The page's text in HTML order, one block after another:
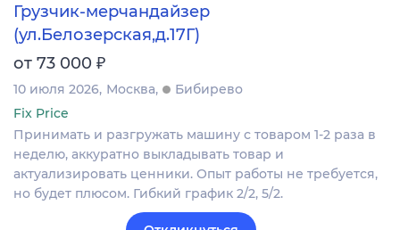
Грузчик-мерчандайзер
(ул.Белозерская,д.17Г)
от 73 000 ₽
10 июля 2026 Москва
Бибирево
Fix Price
Принимать и разгружать машину с товаром 1-2 раза в
неделю, аккуратно выкладывать товар и
актуализировать ценники. Опыт работы не требуется,
но будет плюсом. Гибкий график 2/2, 5/2.